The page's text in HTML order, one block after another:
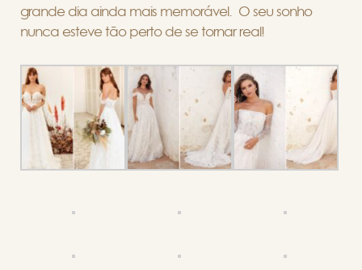
grande dia ainda mais memorável. O seu sonho
nunca esteve tão perto de se tornar real!